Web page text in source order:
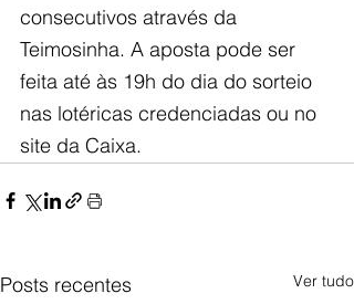
consecutivos através da
Teimosinha. A aposta pode ser
feita até às 19h do dia do sorteio
nas lotéricas credenciadas ou no
site da Caixa.
Posts recentes Ver tudo